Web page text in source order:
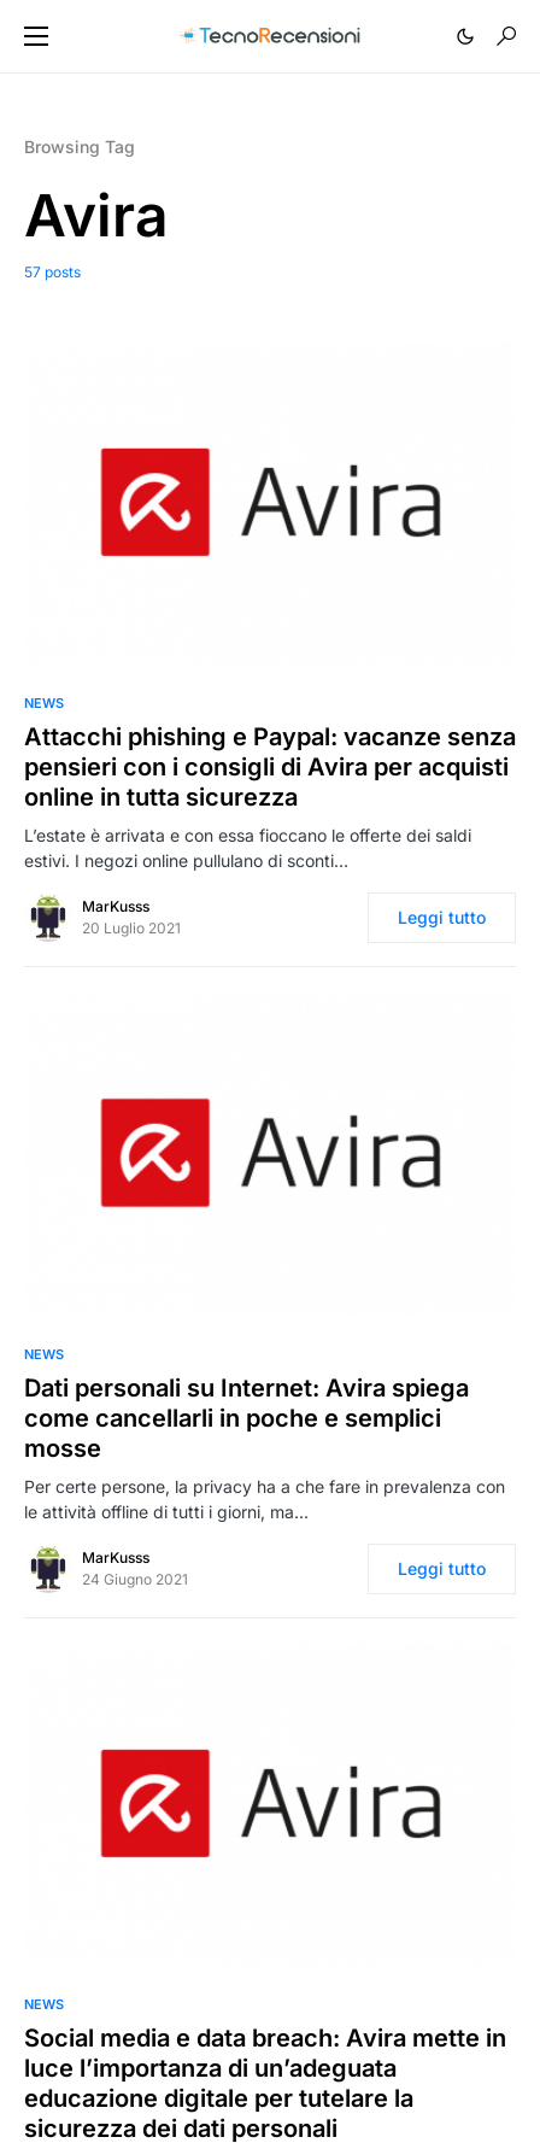
Browsing Tag
Avira
57 posts
NEWS
Attacchi phishing e Paypal: vacanze senza
pensieri con i consigli di Avira per acquisti
online in tutta sicurezza
L’estate è arrivata e con essa fioccano le offerte dei saldi
estivi. I negozi online pullulano di sconti…
MarKusss
20 Luglio 2021
Leggi tutto
NEWS
Dati personali su Internet: Avira spiega
come cancellarli in poche e semplici
mosse
Per certe persone, la privacy ha a che fare in prevalenza con
le attività offline di tutti i giorni, ma…
MarKusss
24 Giugno 2021
Leggi tutto
NEWS
Social media e data breach: Avira mette in
luce l’importanza di un’adeguata
educazione digitale per tutelare la
sicurezza dei dati personali